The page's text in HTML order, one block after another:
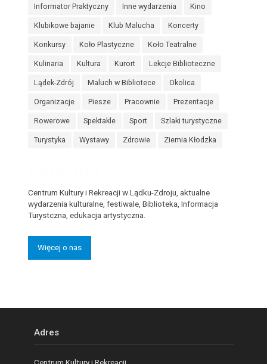
Informator Praktyczny Inne wydarzenia Kino
Klubikowe bajanie Klub Malucha Koncerty
Konkursy Koło Plastyczne Koło Teatralne
Kulinaria Kultura Kurort Lekcje Biblioteczne
Lądek-Zdrój Maluch w Bibliotece Okolica
Organizacje Piesze Pracownie Prezentacje
Rowerowe Spektakle Sport Szlaki turystyczne
Turystyka Wystawy Zdrowie Ziemia Kłodzka
Centrum Kultury i Rekreacji w Lądku-Zdroju, aktualne
wydarzenia kulturalne, festiwale, Biblioteka, Informacja
Turystczna, edukacja artystyczna.
Więcej o nas
Adres